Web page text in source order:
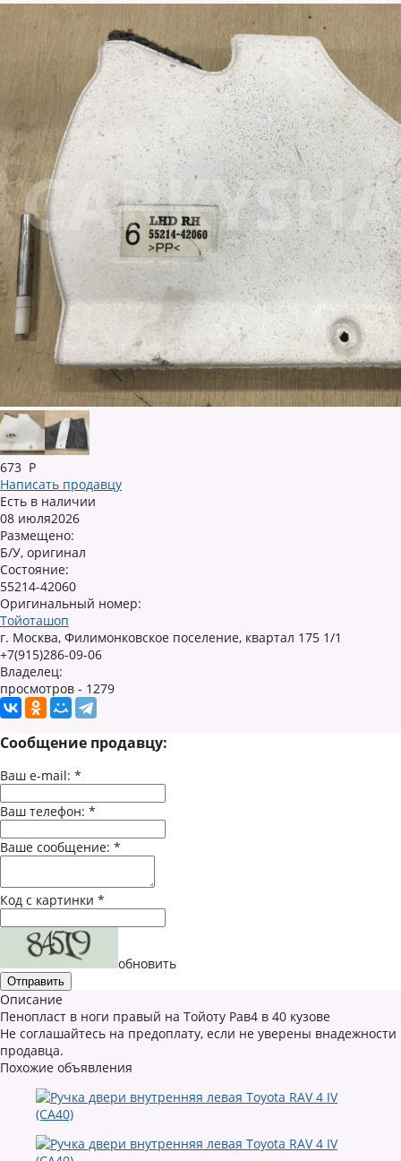
673 Р
Написать продавцу
Есть в наличии
08 июля2026
Размещено:
Б/У, оригинал
Состояние:
55214-42060
Оригинальный номер:
Тойоташоп
г. Москва, Филимонковское поселение, квартал 175 1/1
+7(915)286-09-06
Владелец:
просмотров - 1279
Сообщение продавцу:
Ваш e-mail: *
Ваш телефон: *
Ваше сообщение: *
Код с картинки *
обновить
Описание
Пенопласт в ноги правый на Тойоту Рав4 в 40 кузове
Не соглашайтесь на предоплату, если не уверены внадежности
продавца.
Похожие объявления